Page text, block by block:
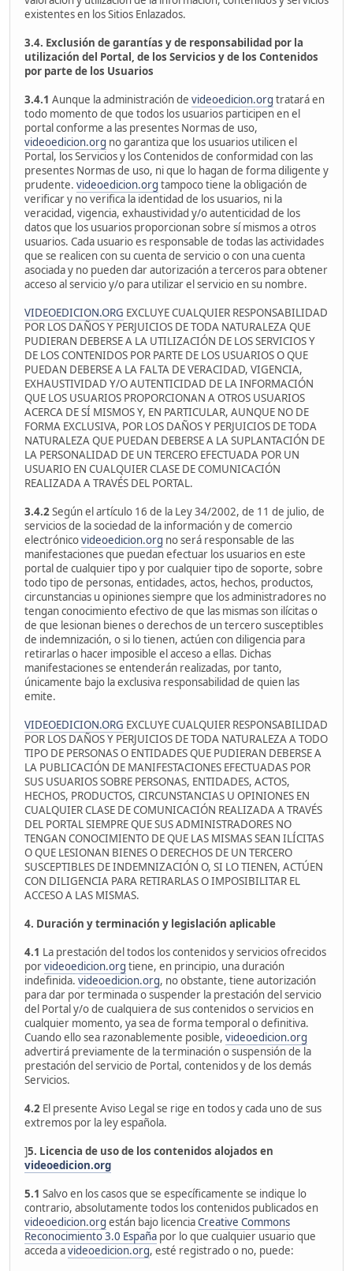
existentes en los Sitios Enlazados.
3.4. Exclusión de garantías y de responsabilidad por la
utilización del Portal, de los Servicios y de los Contenidos
por parte de los Usuarios
3.4.1 Aunque la administración de videoedicion.org tratará en
todo momento de que todos los usuarios participen en el
portal conforme a las presentes Normas de uso,
videoedicion.org no garantiza que los usuarios utilicen el
Portal, los Servicios y los Contenidos de conformidad con las
presentes Normas de uso, ni que lo hagan de forma diligente y
prudente. videoedicion.org tampoco tiene la obligación de
verificar y no verifica la identidad de los usuarios, ni la
veracidad, vigencia, exhaustividad y/o autenticidad de los
datos que los usuarios proporcionan sobre sí mismos a otros
usuarios. Cada usuario es responsable de todas las actividades
que se realicen con su cuenta de servicio o con una cuenta
asociada y no pueden dar autorización a terceros para obtener
acceso al servicio y/o para utilizar el servicio en su nombre.
VIDEOEDICION.ORG EXCLUYE CUALQUIER RESPONSABILIDAD
POR LOS DAÑOS Y PERJUICIOS DE TODA NATURALEZA QUE
PUDIERAN DEBERSE A LA UTILIZACIÓN DE LOS SERVICIOS Y
DE LOS CONTENIDOS POR PARTE DE LOS USUARIOS O QUE
PUEDAN DEBERSE A LA FALTA DE VERACIDAD, VIGENCIA,
EXHAUSTIVIDAD Y/O AUTENTICIDAD DE LA INFORMACIÓN
QUE LOS USUARIOS PROPORCIONAN A OTROS USUARIOS
ACERCA DE SÍ MISMOS Y, EN PARTICULAR, AUNQUE NO DE
FORMA EXCLUSIVA, POR LOS DAÑOS Y PERJUICIOS DE TODA
NATURALEZA QUE PUEDAN DEBERSE A LA SUPLANTACIÓN DE
LA PERSONALIDAD DE UN TERCERO EFECTUADA POR UN
USUARIO EN CUALQUIER CLASE DE COMUNICACIÓN
REALIZADA A TRAVÉS DEL PORTAL.
3.4.2Según el artículo 16 de la Ley 34/2002, de 11 de julio, de
servicios de la sociedad de la información y de comercio
electrónicovideoedicion.org no será responsable de las
manifestaciones que puedan efectuar los usuarios en este
portal de cualquier tipo y por cualquier tipo de soporte, sobre
todo tipo de personas, entidades, actos, hechos, productos,
circunstancias u opiniones siempre que los administradores no
tengan conocimiento efectivo de que las mismas son ilícitas o
de que lesionan bienes o derechos de un tercero susceptibles
de indemnización, o si lo tienen, actúen con diligencia para
retirarlas o hacer imposible el acceso a ellas. Dichas
manifestaciones se entenderán realizadas, por tanto,
únicamente bajo la exclusiva responsabilidad de quien las
emite.
VIDEOEDICION.ORG EXCLUYE CUALQUIER RESPONSABILIDAD
POR LOS DAÑOS Y PERJUICIOS DE TODA NATURALEZA A TODO
TIPO DE PERSONAS O ENTIDADES QUE PUDIERAN DEBERSE A
LA PUBLICACIÓN DE MANIFESTACIONES EFECTUADAS POR
SUS USUARIOS SOBRE PERSONAS, ENTIDADES, ACTOS,
HECHOS, PRODUCTOS, CIRCUNSTANCIAS U OPINIONES EN
CUALQUIER CLASE DE COMUNICACIÓN REALIZADA A TRAVÉS
DEL PORTAL SIEMPRE QUE SUS ADMINISTRADORES NO
TENGAN CONOCIMIENTO DE QUE LAS MISMAS SEAN ILÍCITAS
O QUE LESIONAN BIENES O DERECHOS DE UN TERCERO
SUSCEPTIBLES DE INDEMNIZACIÓN O, SI LO TIENEN, ACTÚEN
CON DILIGENCIA PARA RETIRARLAS O IMPOSIBILITAR EL
ACCESO A LAS MISMAS.
4. Duración y terminación y legislación aplicable
4.1 La prestación del todos los contenidos y servicios ofrecidos
porvideoedicion.org tiene, en principio, una duración
indefinida. videoedicion.org, no obstante, tiene autorización
para dar por terminada o suspender la prestación del servicio
del Portal y/o de cualquiera de sus contenidos o servicios en
cualquier momento, ya sea de forma temporal o definitiva.
Cuando ello sea razonablemente posible, videoedicion.org
advertirá previamente de la terminación o suspensión de la
prestación del servicio de Portal, contenidos y de los demás
Servicios.
4.2 El presente Aviso Legal se rige en todos y cada uno de sus
extremos por la ley española.
]5. Licencia de uso de los contenidos alojados en
videoedicion.org
5.1 Salvo en los casos que se específicamente se indique lo
contrario, absolutamente todos los contenidos publicados en
videoedicion.org están bajo licenciaCreative Commons
Reconocimiento 3.0 España por lo que cualquier usuario que
acceda avideoedicion.org, esté registrado o no, puede: